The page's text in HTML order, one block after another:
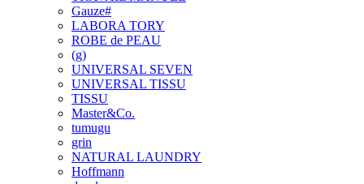
Gauze#
LABORA TORY
ROBE de PEAU
(g)
UNIVERSAL SEVEN
UNIVERSAL TISSU
TISSU
Master&Co.
tumugu
grin
NATURAL LAUNDRY
Hoffmann